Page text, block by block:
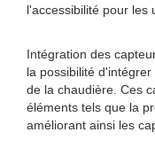
l'accessibilité pour les
Intégration des
la possibilité
de la chaudière. Ces
éléments tels que la
améliorant ainsi les